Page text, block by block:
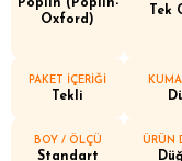
Poplin (Poplin-
Oxford)
Tek
PAKET İÇERİĞİ
Tekli
BOY / ÖLÇÜ
Standart
ÜRÜN